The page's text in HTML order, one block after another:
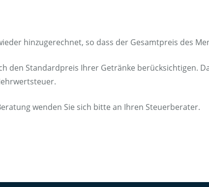
hinzugerechnet, so dass der Gesamtpreis des
den Standardpreis Ihrer Getränke berücksichtigen.
wenden Sie sich bitte an Ihren Steuerberater.